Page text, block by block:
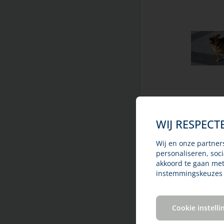
WIJ
Wij en onze
personaliseren,
akkoord te gaan
Cookie